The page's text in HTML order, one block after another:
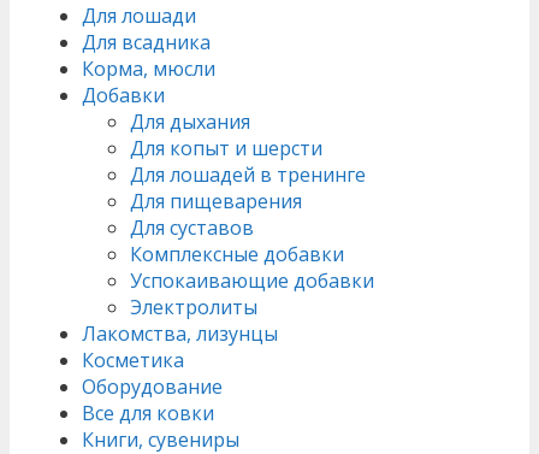
Для лошади
Для всадника
Корма, мюсли
Добавки
Для дыхания
Для копыт и шерсти
Для лошадей в тренинге
Для пищеварения
Для суставов
Комплексные добавки
Успокаивающие добавки
Электролиты
Лакомства, лизунцы
Косметика
Оборудование
Все для ковки
Книги, сувениры